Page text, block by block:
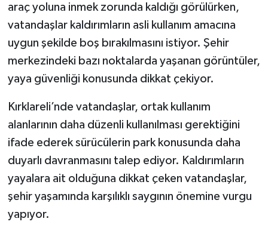
araç yoluna inmek zorunda kaldığı görülürken,
vatandaşlar kaldırımların asli kullanım amacına
uygun şekilde boş bırakılmasını istiyor. Şehir
merkezindeki bazı noktalarda yaşanan görüntüler,
yaya güvenliği konusunda dikkat çekiyor.
Kırklareli’nde vatandaşlar, ortak kullanım
alanlarının daha düzenli kullanılması gerektiğini
ifade ederek sürücülerin park konusunda daha
duyarlı davranmasını talep ediyor. Kaldırımların
yayalara ait olduğuna dikkat çeken vatandaşlar,
şehir yaşamında karşılıklı saygının önemine vurgu
yapıyor.